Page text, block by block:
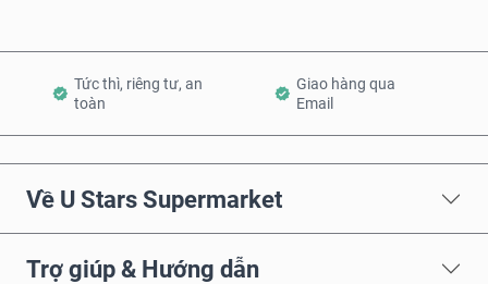
Tức thì, riêng tư, an
toàn
Giao hàng qua
Email
Về U Stars Supermarket
Trợ giúp & Hướng dẫn